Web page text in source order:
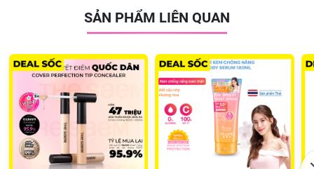
DL21 Brick Jasper - Nâu Gạch
Ưu thế nổi bật:
Thiết kế:
Thiết kế vỏ giấy với họa tiết marble vàng trên nền xanh sapphire, logo và
SẢN PHẨM LIÊN QUAN